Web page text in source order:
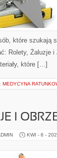
które szukają
Rolety, Żaluzje
które […]
MEDYCYNA
I
KWI - 6 -